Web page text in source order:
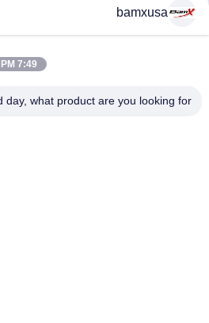
bamxusa
7:49 PM
Good day, what product are you looking